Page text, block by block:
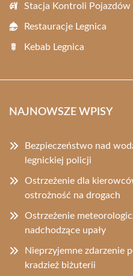
Stacja Kontroli Pojazdów
Restauracje Legnica
Kebab Legnica
NAJNOWSZE WPISY
Bezpieczeństwo nad
legnickiej policji
Ostrzeżenie dla
ostrożność na drogach
Ostrzeżenie
nadchodzące upały
Nieprzyjemne zdarzenie
kradzież biżuterii